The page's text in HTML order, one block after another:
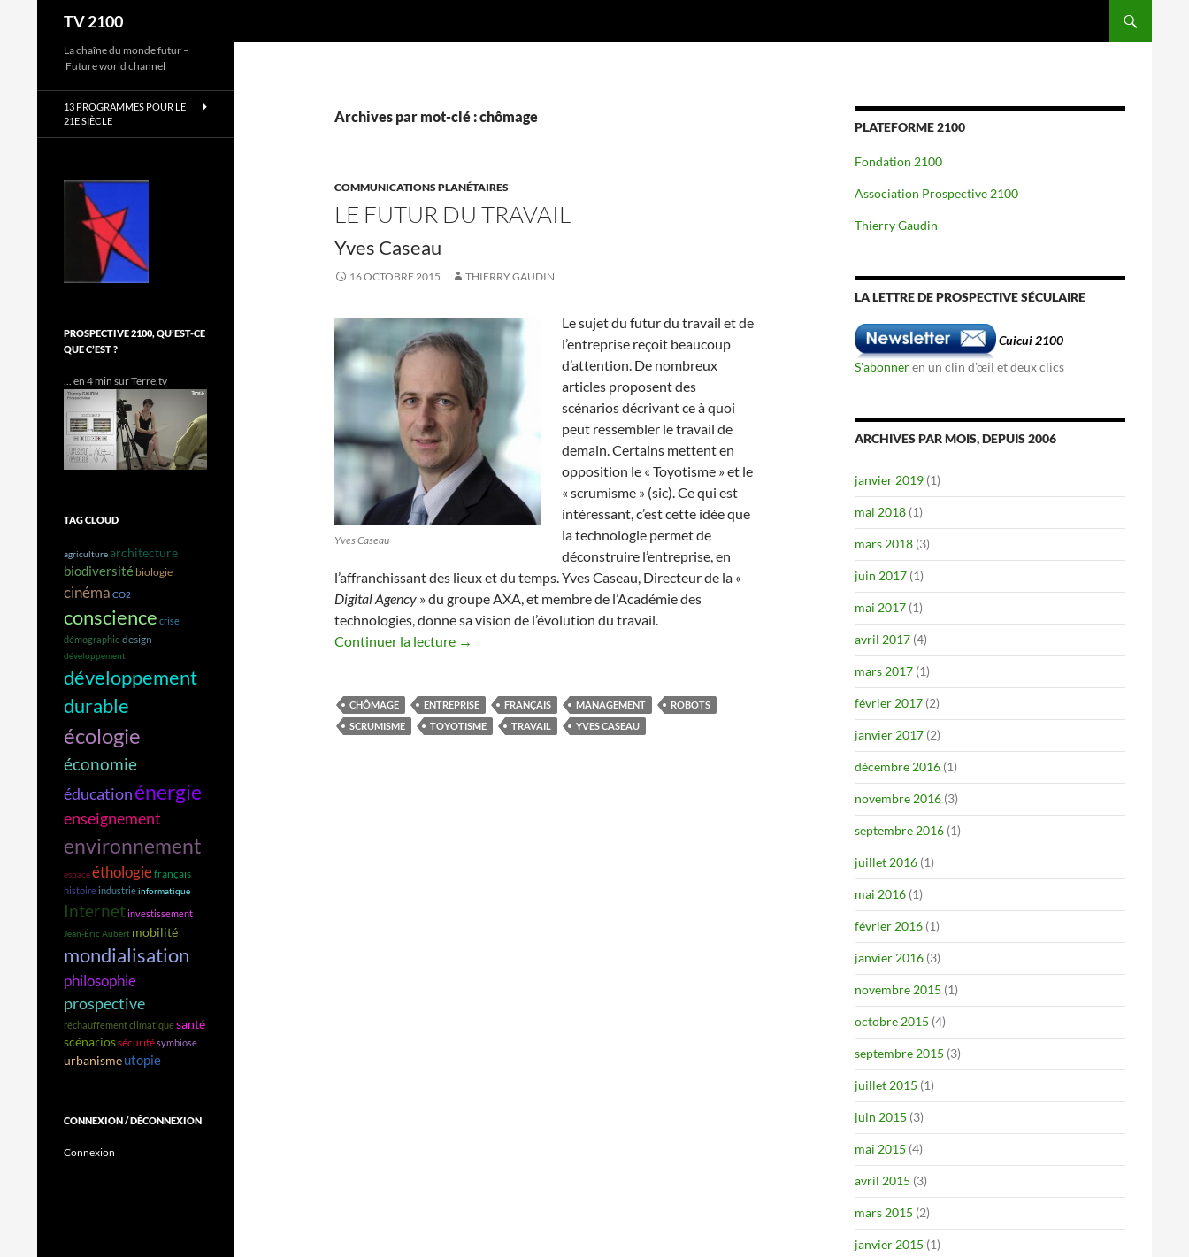
contenu
TV 2100
Archives par mot-clé : chômage
COMMUNICATIONS PLANÉTAIRES
LE FUTUR DU TRAVAIL
Yves Caseau
16 OCTOBRE 2015 THIERRY GAUDIN
Yves Caseau
Le sujet du futur du travail et de
l’entreprise reçoit beaucoup
d’attention. De nombreux
articles proposent des
scénarios décrivant ce à quoi
peut ressembler le travail de
demain. Certains mettent en
opposition le « Toyotisme » et le
« scrumisme » (sic). Ce qui est
intéressant, c’est cette idée que
la technologie permet de
déconstruire l’entreprise, en
l’affranchissant des lieux et du temps. Yves Caseau, Directeur de la «
Digital Agency » du groupe AXA, et membre de l’Académie des
technologies, donne sa vision de l’évolution du travail.
Continuer la lecture →
CHÔMAGE ENTREPRISE FRANÇAIS MANAGEMENT
ROBOTS
SCRUMISME
TOYOTISME TRAVAIL YVES CASEAU
PLATEFORME 2100
Fondation 2100
Association Prospective 2100
Thierry Gaudin
LA LETTRE DE PROSPECTIVE SÉCULAIRE
Cuicui 2100
S'abonneren un clin d'œil et deux clics
ARCHIVES PAR MOIS, DEPUIS 2006
janvier 2019 (1)
mai 2018 (1)
mars 2018 (3)
juin 2017 (1)
mai 2017 (1)
avril 2017 (4)
mars 2017 (1)
février 2017 (2)
janvier 2017 (2)
décembre 2016 (1)
novembre 2016 (3)
septembre 2016 (1)
juillet 2016 (1)
mai 2016 (1)
février 2016 (1)
janvier 2016 (3)
novembre 2015 (1)
octobre 2015 (4)
septembre 2015 (3)
juillet 2015 (1)
juin 2015 (3)
mai 2015 (4)
avril 2015 (3)
mars 2015 (2)
janvier 2015 (1)
La chaîne du monde futur –
Future world channel
13 PROGRAMMES POUR LE
21E SIÈCLE
PROSPECTIVE 2100, QU’EST-CE
QUE C’EST ?
... en 4 min sur Terre.tv
TAG CLOUD
agriculturearchitecture
biodiversité biologie
cinéma CO2
conscience crise
démographiedesign
développement
développement
durable
écologie
économie
éducationénergie
enseignement
environnement
espaceéthologiefrançais
histoireindustrieinformatique
Internetinvestissement
Jean-Éric Aubert mobilité
mondialisation
philosophie
prospective
réchauffement climatiquesanté
scénariossécuritésymbiose
urbanismeutopie
CONNEXION / DÉCONNEXION
Connexion